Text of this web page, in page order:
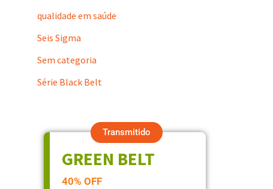
qualidade em saúde
Seis Sigma
Sem categoria
Série Black Belt
Transmitido
GREEN BELT
40% OFF